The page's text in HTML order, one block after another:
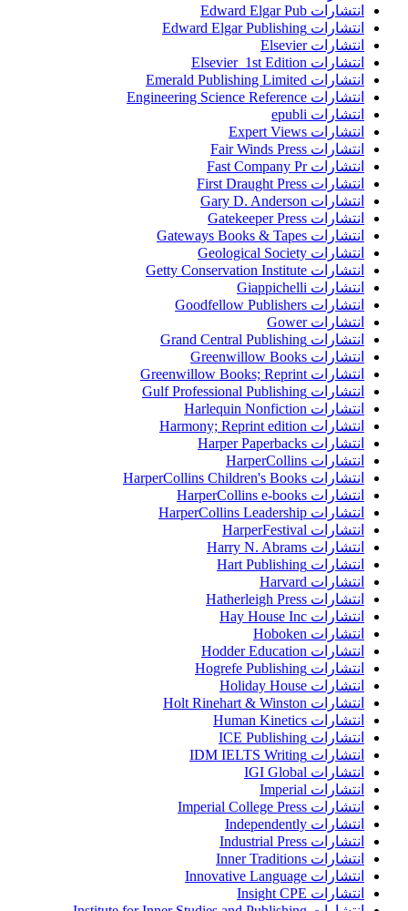
انتشارات Edward Elgar Pub
انتشارات Edward Elgar Publishing
انتشارات Elsevier
انتشارات Elsevier 1st Edition
انتشارات Emerald Publishing Limited
انتشارات Engineering Science Reference
انتشارات epubli
انتشارات Expert Views
انتشارات Fair Winds Press
انتشارات Fast Company Pr
انتشارات First Draught Press
انتشارات Gary D. Anderson
انتشارات Gatekeeper Press
انتشارات Gateways Books & Tapes
انتشارات Geological Society
انتشارات Getty Conservation Institute
انتشارات Giappichelli
انتشارات Goodfellow Publishers
انتشارات Gower
انتشارات Grand Central Publishing
انتشارات Greenwillow Books
انتشارات Greenwillow Books; Reprint
انتشارات Gulf Professional Publishing
انتشارات Harlequin Nonfiction
انتشارات Harmony; Reprint edition
انتشارات Harper Paperbacks
انتشارات HarperCollins
انتشارات HarperCollins Children's Books
انتشارات HarperCollins e-books
انتشارات HarperCollins Leadership
انتشارات HarperFestival
انتشارات Harry N. Abrams
انتشارات Hart Publishing
انتشارات Harvard
انتشارات Hatherleigh Press
انتشارات Hay House Inc
انتشارات Hoboken
انتشارات Hodder Education
انتشارات Hogrefe Publishing
انتشارات Holiday House
انتشارات Holt Rinehart & Winston
انتشارات Human Kinetics
انتشارات ICE Publishing
انتشارات IDM IELTS Writing
انتشارات IGI Global
انتشارات Imperial
انتشارات Imperial College Press
انتشارات Independently
انتشارات Industrial Press
انتشارات Inner Traditions
انتشارات Innovative Language
انتشارات Insight CPE